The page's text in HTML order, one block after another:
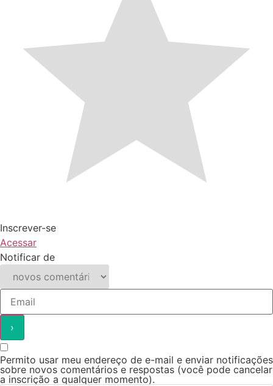
Inscrever-se
Acessar
Notificar de
Permito usar meu endereço de e-mail e enviar notificações
sobre novos comentários e respostas (você pode cancelar
a inscrição a qualquer momento).